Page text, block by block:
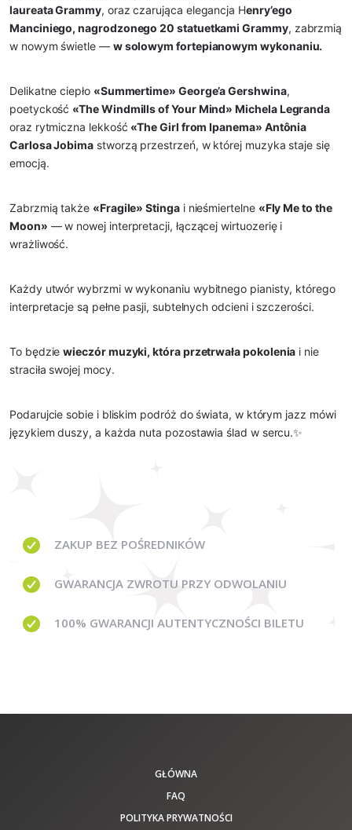
laureata Grammy, oraz czarująca elegancja Henry’ego
Manciniego, nagrodzonego 20 statuetkami Grammy, zabrzmią
w nowym świetle — w solowym fortepianowym wykonaniu.
Delikatne ciepło «Summertime» George’a Gershwina,
poetyckość «The Windmills of Your Mind» Michela Legranda
oraz rytmiczna lekkość «The Girl from Ipanema» Antônia
Carlosa Jobima stworzą przestrzeń, w której muzyka staje się
emocją.
Zabrzmią także «Fragile» Stingai nieśmiertelne «Fly Me to the
Moon» — w nowej interpretacji, łączącej wirtuozerię i
wrażliwość.
Każdy utwór wybrzmi w wykonaniu wybitnego pianisty, którego
interpretacje są pełne pasji, subtelnych odcieni i szczerości.
To będziewieczór muzyki, która przetrwała pokolenia i nie
straciła swojej mocy.
Podarujcie sobie i bliskim podróż do świata, w którym jazz mówi
językiem duszy, a każda nuta pozostawia ślad w sercu.✨
ZAKUP BEZ POŚREDNIKÓW
GWARANCJA ZWROTU PRZY ODWOLANIU
100% GWARANCJI AUTENTYCZNOŚCI BILETU
GŁÓWNA
FAQ
POLITYKA PRYWATNOŚCI